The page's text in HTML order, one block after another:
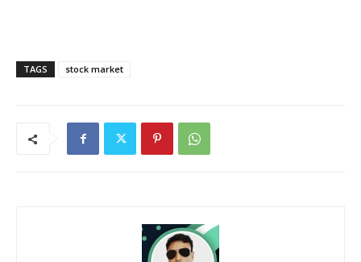
TAGS stock market